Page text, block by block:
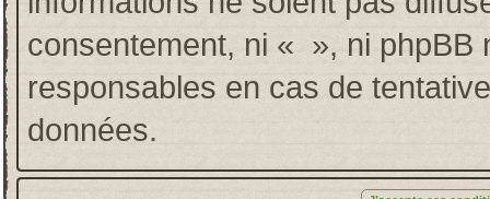
consentement, ni « », ni phpBB
responsables en cas de
données.